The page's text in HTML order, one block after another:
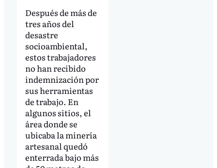
Después de más de
tres años del
desastre
socioambiental,
estos trabajadores
no han recibido
indemnización por
sus herramientas
de trabajo. En
algunos sitios, el
área donde se
ubicaba la minería
artesanal quedó
enterrada bajo más